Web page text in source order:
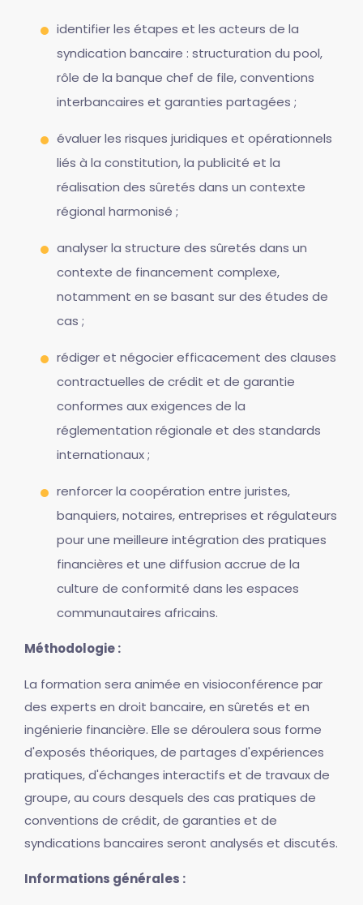
identifier les étapes et les acteurs de la
syndication bancaire : structuration du pool,
rôle de la banque chef de file, conventions
interbancaires et garanties partagées ;
évaluer les risques juridiques et opérationnels
liés à la constitution, la publicité et la
réalisation des sûretés dans un contexte
régional harmonisé ;
analyser la structure des sûretés dans un
contexte de financement complexe,
notamment en se basant sur des études de
cas ;
rédiger et négocier efficacement des clauses
contractuelles de crédit et de garantie
conformes aux exigences de la
réglementation régionale et des standards
internationaux ;
renforcer la coopération entre juristes,
banquiers, notaires, entreprises et régulateurs
pour une meilleure intégration des pratiques
financières et une diffusion accrue de la
culture de conformité dans les espaces
communautaires africains.
Méthodologie :
La formation sera animée en visioconférence par
des experts en droit bancaire, en sûretés et en
ingénierie financière. Elle se déroulera sous forme
d'exposés théoriques, de partages d'expériences
pratiques, d'échanges interactifs et de travaux de
groupe, au cours desquels des cas pratiques de
conventions de crédit, de garanties et de
syndications bancaires seront analysés et discutés.
Informations générales :